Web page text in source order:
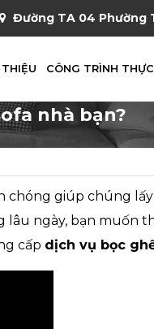
Đường TA 04 Phường
CÔNG TRÌNH
nhà bạn?
chóng giúp chúng
lâu ngày, bạn muốn
cấp dịch vụ bọc